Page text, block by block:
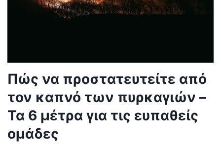
Πώς να προστατευτείτε από
τον καπνό των πυρκαγιών –
Τα 6 μέτρα για τις ευπαθείς
ομάδες